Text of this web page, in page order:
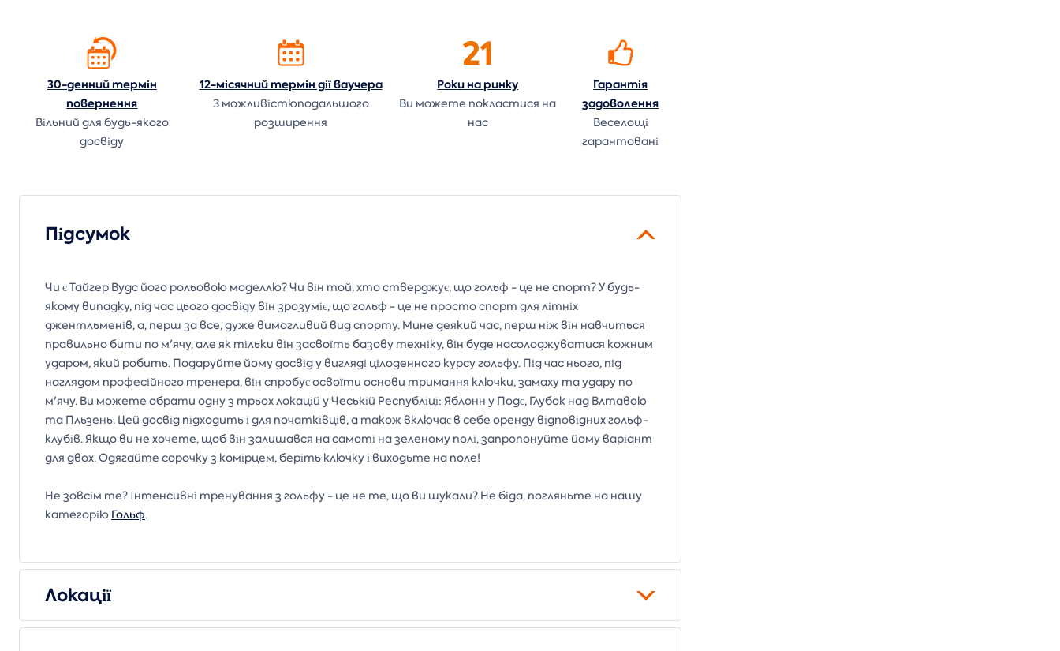
30-денний термін
повернення
Вільний для будь-якого
досвіду
12-місячний термін діїваучера
З можливістюподальшого
розширення
21
Роки наринку
Ви можете покластися на
нас
Гарантія
задоволення
Веселощі
гарантовані
Підсумок
Чи є Тайгер Вудс його рольовою моделлю? Чи він той, хто стверджує, що гольф - це не спорт? У будь-
якому випадку, під час цього досвіду він зрозуміє, що гольф - це не просто спорт для літніх
джентльменів, а, перш за все, дуже вимогливий вид спорту. Мине деякий час, перш ніж він навчиться
правильно бити по м'ячу, але як тільки він засвоїть базову техніку, він буде насолоджуватися кожним
ударом, який робить. Подаруйте йому досвід у вигляді цілоденного курсу гольфу. Під час нього, під
наглядом професійного тренера, він спробує освоїти основи тримання ключки, замаху та удару по
м'ячу. Ви можете обрати одну з трьох локацій у Чеській Республіці: Яблонн у Подє, Глубок над Влтавою
та Пльзень. Цей досвід підходить і для початківців, а також включає в себе оренду відповідних гольф-
клубів. Якщо ви не хочете, щоб він залишався на самоті на зеленому полі, запропонуйте йому варіант
для двох. Одягайте сорочку з комірцем, беріть ключку і виходьте на поле!
Не зовсім те? Інтенсивні тренування з гольфу - це не те, що ви шукали? Не біда, погляньте на нашу
категорію Гольф.
Локації